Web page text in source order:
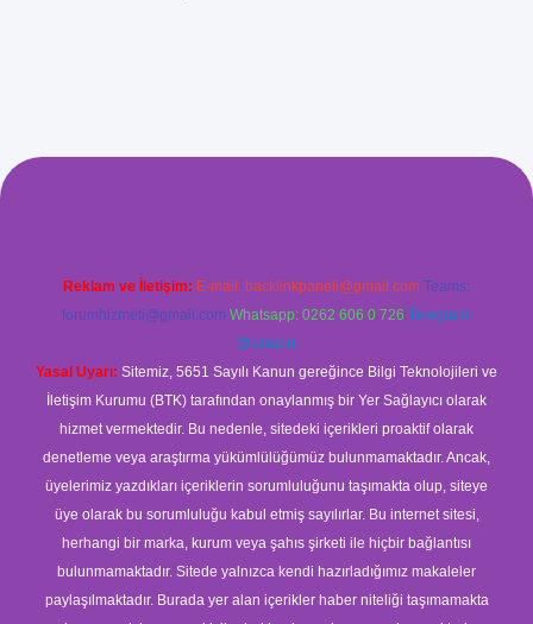
Reklam ve İletişim: E-mail: backlinkpaneli@gmail.com Teams:
forumhizmeti@gmail.com Whatsapp: 0262 606 0 726 Telegram:
@karabul
Yasal Uyarı: Sitemiz, 5651 Sayılı Kanun gereğince Bilgi Teknolojileri ve
İletişim Kurumu (BTK) tarafından onaylanmış bir Yer Sağlayıcı olarak
hizmet vermektedir. Bu nedenle, sitedeki içerikleri proaktif olarak
denetleme veya araştırma yükümlülüğümüz bulunmamaktadır. Ancak,
üyelerimiz yazdıkları içeriklerin sorumluluğunu taşımakta olup, siteye
üye olarak bu sorumluluğu kabul etmiş sayılırlar. Bu internet sitesi,
herhangi bir marka, kurum veya şahıs şirketi ile hiçbir bağlantısı
bulunmamaktadır. Sitede yalnızca kendi hazırladığımız makaleler
paylaşılmaktadır. Burada yer alan içerikler haber niteliği taşımamakta